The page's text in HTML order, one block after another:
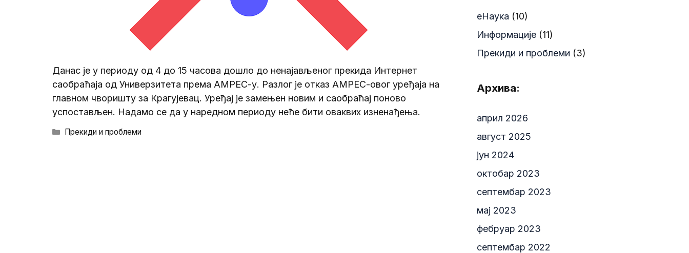
Данас је у периоду од 4 до 15 часова дошло до ненајављеног прекида Интернет
саобраћаја од Универзитета према АМРЕС-у. Разлог је отказ АМРЕС-овог уређаја на
главном чворишту за Крагујевац. Уређај је замењен новим и саобраћај поново
успостављен. Надамо се да у наредном периоду неће бити оваквих изненађења.
Categories
Прекиди и проблеми
еНаука (10)
Информације (11)
Прекиди и проблеми (3)
Архива:
април 2026
август 2025
јун 2024
октобар 2023
септембар 2023
мај 2023
фебруар 2023
септембар 2022